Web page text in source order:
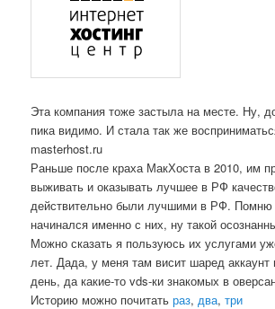
Эта компания тоже застыла на месте. Ну,
пика видимо. И стала так же
masterhost.ru
Раньше после краха МакХоста в 2010, им
выживать и оказывать лучшее в РФ
действительно были лучшими в РФ. Помню
начинался именно с них, ну такой
Можно сказать я пользуюсь их услугами
лет. Дада, у меня там висит шаред аккаунт
день, да какие-то vds-ки знакомых в
Историю можно почитатьраз, два,три